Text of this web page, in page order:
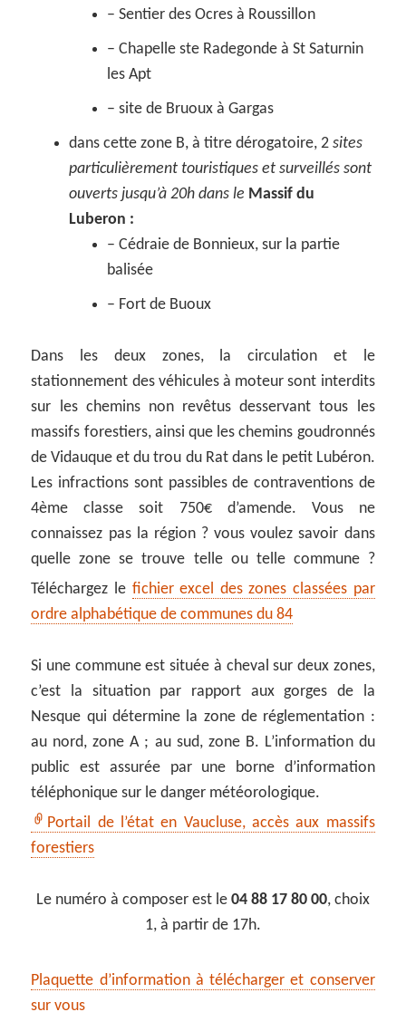
– Sentier des Ocres à Roussillon
– Chapelle ste Radegonde à St Saturnin
les Apt
– site de Bruoux à Gargas
dans cette zone B, à titre dérogatoire, 2 sites
particulièrement touristiques et surveillés sont
ouverts jusqu’à 20h dans le Massif du
Luberon :
– Cédraie de Bonnieux, sur la partie
balisée
– Fort de Buoux
Dans les deux zones, la circulation et le
stationnement des véhicules à moteur sont interdits
sur les chemins non revêtus desservant tous les
massifs forestiers, ainsi que les chemins goudronnés
de Vidauque et du trou du Rat dans le petit Lubéron.
Les infractions sont passibles de contraventions de
4ème classe soit 750€ d’amende. Vous ne
connaissez pas la région ? vous voulez savoir dans
quelle zone se trouve telle ou telle commune ?
Téléchargez le fichier excel des zones classées par
ordre alphabétique de communes du 84
Si une commune est située à cheval sur deux zones,
c’est la situation par rapport aux gorges de la
Nesque qui détermine la zone de réglementation :
au nord, zone A ; au sud, zone B. L’information du
public est assurée par une borne d’information
téléphonique sur le danger météorologique.
Portail de l’état en Vaucluse, accès aux massifs
forestiers
Le numéro à composer est le 04 88 17 80 00, choix
1, à partir de 17h.
Plaquette d’information à télécharger et conserver
sur vous